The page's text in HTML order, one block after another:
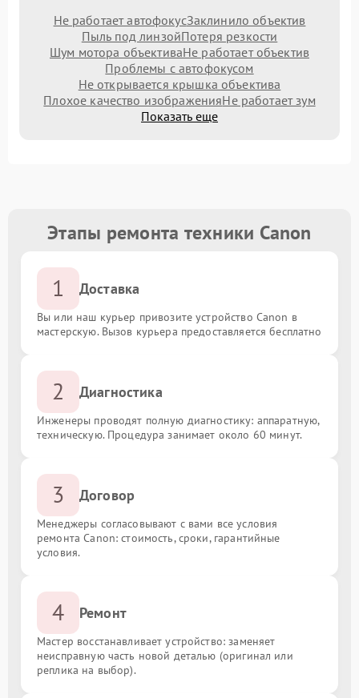
Не работает автофокусЗаклинило объектив
Пыль под линзойПотеря резкости
Шум мотора объективаНе работает объектив
Проблемы с автофокусом
Не открывается крышка объектива
Плохое качество изображенияНе работает зум
Показать еще
Этапы ремонта техники Canon
1 Доставка
Вы или наш курьер привозите устройство Canon в
мастерскую. Вызов курьера предоставляется бесплатно
2 Диагностика
Инженеры проводят полную диагностику: аппаратную,
техническую. Процедура занимает около 60 минут.
3 Договор
Менеджеры согласовывают с вами все условия
ремонта Canon: стоимость, сроки, гарантийные
условия.
4 Ремонт
Мастер восстанавливает устройство: заменяет
неисправную часть новой деталью (оригинал или
реплика на выбор).